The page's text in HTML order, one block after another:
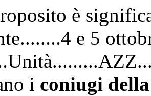
è
e 5
i coniugi